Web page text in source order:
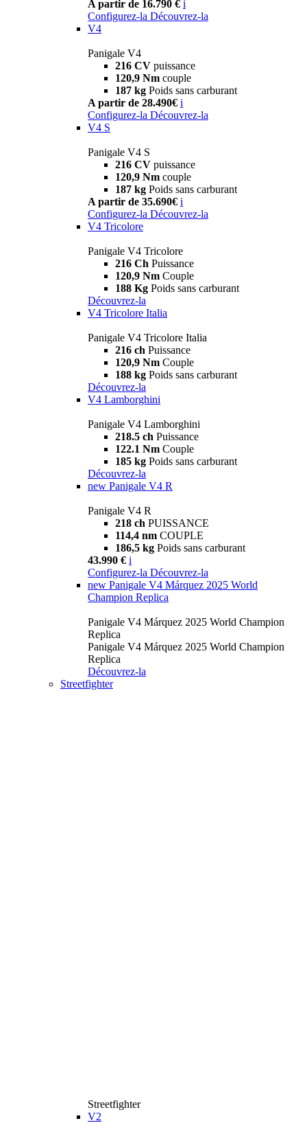
A partir de 16.790 € i
Configurez-la Découvrez-la
V4
Panigale V4
216 CV puissance
120,9 Nm couple
187 kg Poids sans carburant
A partir de 28.490€ i
Configurez-la Découvrez-la
V4 S
Panigale V4 S
216 CV puissance
120,9 Nm couple
187 kg Poids sans carburant
A partir de 35.690€ i
Configurez-la Découvrez-la
V4 Tricolore
Panigale V4 Tricolore
216 Ch Puissance
120,9 Nm Couple
188 Kg Poids sans carburant
Découvrez-la
V4 Tricolore Italia
Panigale V4 Tricolore Italia
216 ch Puissance
120,9 Nm Couple
188 kg Poids sans carburant
Découvrez-la
V4 Lamborghini
Panigale V4 Lamborghini
218.5 ch Puissance
122.1 Nm Couple
185 kg Poids sans carburant
Découvrez-la
new Panigale V4 R
Panigale V4 R
218 ch PUISSANCE
114,4 nm COUPLE
186,5 kg Poids sans carburant
43.990 € i
Configurez-la Découvrez-la
new Panigale V4 Márquez 2025 World
Champion Replica
Panigale V4 Márquez 2025 World Champion
Replica
Panigale V4 Márquez 2025 World Champion
Replica
Découvrez-la
Streetfighter
Streetfighter
V2